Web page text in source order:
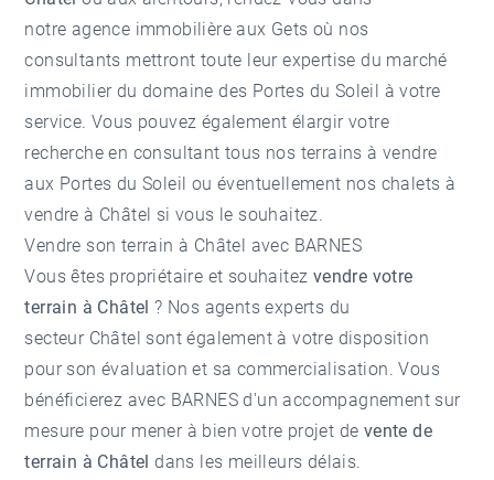
notre agence immobilière aux Gets où nos
consultants mettront toute leur expertise du marché
immobilier du domaine des Portes du Soleil à votre
service. Vous pouvez également élargir votre
recherche en consultant tous nos terrains à vendre
aux Portes du Soleil ou éventuellement nos chalets à
vendre à Châtel si vous le souhaitez.
Vendre son terrain à Châtel avec BARNES
Vous êtes propriétaire et souhaitez vendre votre
terrain à Châtel ? Nos agents experts du
secteur Châtel sont également à votre disposition
pour son évaluation et sa commercialisation. Vous
bénéficierez avec BARNES d'un accompagnement sur
mesure pour mener à bien votre projet de vente de
terrain à Châtel dans les meilleurs délais.